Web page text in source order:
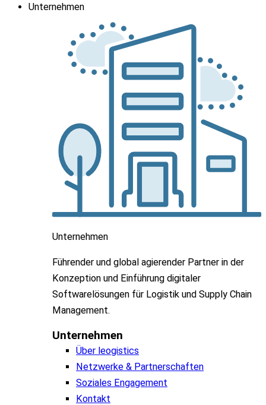
Unternehmen
Unternehmen
Führender und global agierender Partner in der
Konzeption und Einführung digitaler
Softwarelösungen für Logistik und Supply Chain
Management.
Unternehmen
Über leogistics
Netzwerke & Partnerschaften
Soziales Engagement
Kontakt